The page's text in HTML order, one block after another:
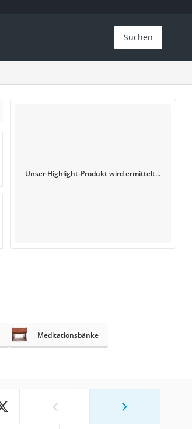
Suchen
Unser Highlight-Produkt wird ermittelt...
Meditationsbänke